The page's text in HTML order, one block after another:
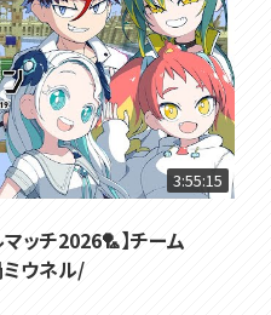
3:55:15
ッチ2026🏸】チーム
ミウネル/